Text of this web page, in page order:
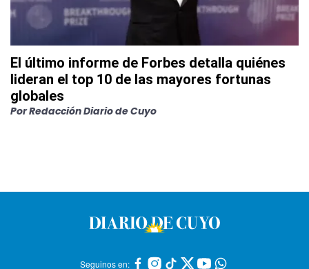
El último informe de Forbes detalla quiénes
lideran el top 10 de las mayores fortunas
globales
PorRedacción Diario de Cuyo
Seguinos en: